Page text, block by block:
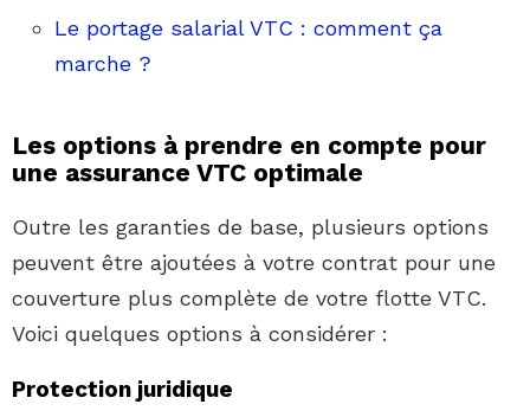
Le portage salarial VTC : comment ça
marche ?
Les options à prendre en compte pour
une assurance VTC optimale
Outre les garanties de base, plusieurs options
peuvent être ajoutées à votre contrat pour une
couverture plus complète de votre flotte VTC.
Voici quelques options à considérer :
Protection juridique